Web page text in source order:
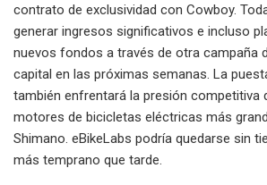
contrato de exclusividad con Cowboy.
generar ingresos significativos e incluso
nuevos fondos a través de otra campaña
capital en las próximas semanas. La
también enfrentará la presión competitiva
motores de bicicletas eléctricas más
Shimano. eBikeLabs podría quedarse sin
más temprano que tarde.